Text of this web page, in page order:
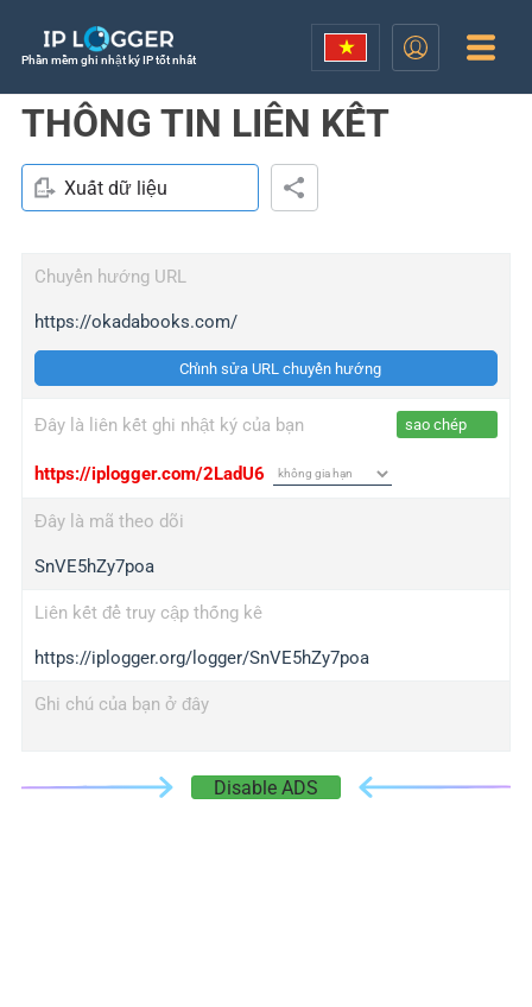
Phần mềm ghi nhật ký IP tốt nhất
THÔNG TIN LIÊN KẾT
Xuất dữ liệu
Chuyển hướng URL
https://okadabooks.com/
Chỉnh sửa URL chuyển hướng
Đây là liên kết ghi nhật ký của bạn sao chép
https://iplogger.com/2LadU6
Đây là mã theo dõi
SnVE5hZy7poa
Liên kết để truy cập thống kê
https://iplogger.org/logger/SnVE5hZy7poa
Ghi chú của bạn ở đây
Disable ADS